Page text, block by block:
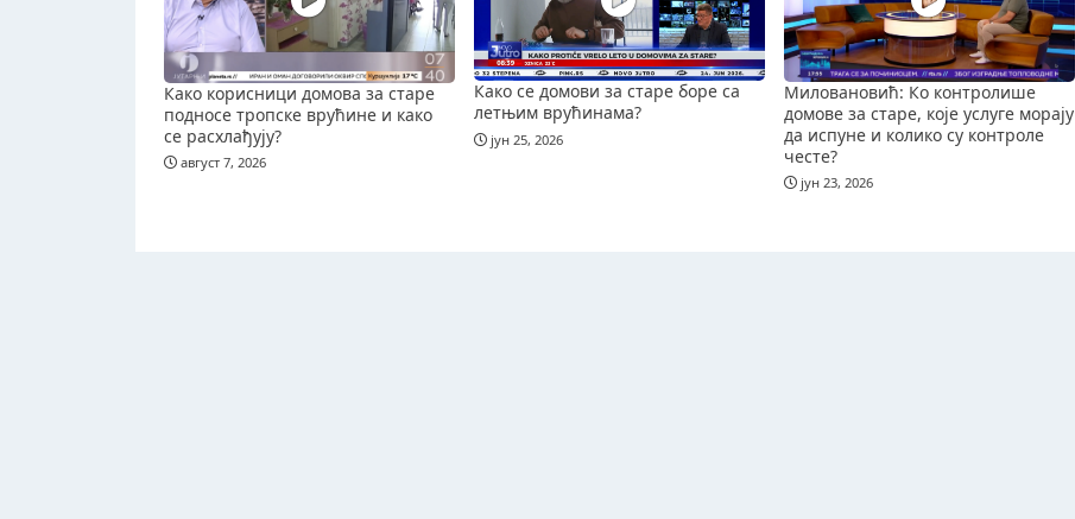
Како корисници домова за старе
подносе тропске врућине и како
се расхлађују?
август 7, 2026
Како се домови за старе боре са
летњим врућинама?
јун 25, 2026
Миловановић: Ко контролише
домове за старе, које услуге морају
да испуне и колико су контроле
честе?
јун 23, 2026